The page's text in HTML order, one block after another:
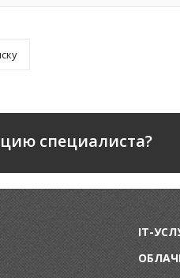
специалиста?
IT-